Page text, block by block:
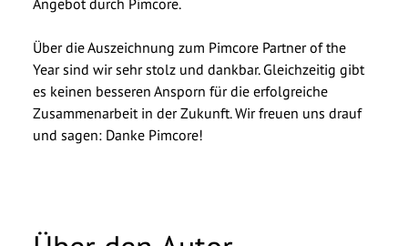
Über die Auszeichnung zum Pimcore Partner of the
Year sind wir sehr stolz und dankbar. Gleichzeitig gibt
es keinen besseren Ansporn für die erfolgreiche
Zusammenarbeit in der Zukunft. Wir freuen uns drauf
und sagen: Danke Pimcore!